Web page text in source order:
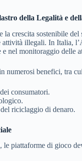
della Legalità e
la crescita sostenibile
attività illegali. In Italia,
nel monitoraggio delle
numerosi benefici, tra
consumatori.
riciclaggio di denaro.
le piattaforme di gioco